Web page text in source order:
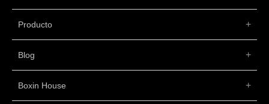
Producto
Blog
Boxin House